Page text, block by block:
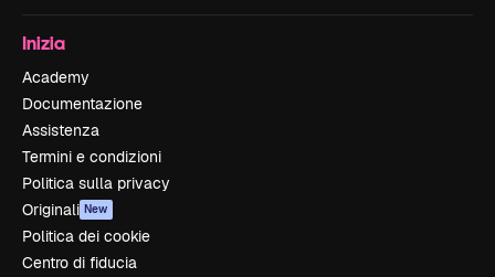
Inizia
Academy
Documentazione
Assistenza
Termini e condizioni
Politica sulla privacy
Originali New
Politica dei cookie
Centro di fiducia